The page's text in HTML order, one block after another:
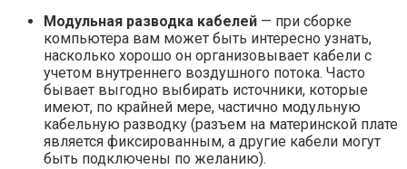
Модульная разводка кабелей — при сборке
компьютера вам может быть интересно узнать,
насколько хорошо он организовывает кабели с
учетом внутреннего воздушного потока. Часто
бывает выгодно выбирать источники, которые
имеют, по крайней мере, частично модульную
кабельную разводку (разъем на материнской плате
является фиксированным, а другие кабели могут
быть подключены по желанию).